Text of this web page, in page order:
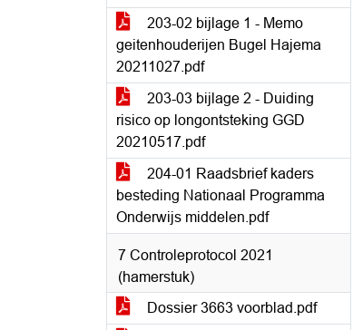
203-02 bijlage 1 - Memo
geitenhouderijen Bugel Hajema
20211027.pdf
203-03 bijlage 2 - Duiding
risico op longontsteking GGD
20210517.pdf
204-01 Raadsbrief kaders
besteding Nationaal Programma
Onderwijs middelen.pdf
7 Controleprotocol 2021
(hamerstuk)
Dossier 3663 voorblad.pdf